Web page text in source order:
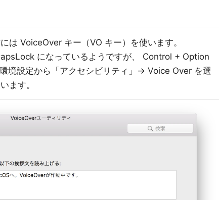
は VoiceOver キー（VO キー）を使います。
になっているようですが、 Control + Option
境設定から「アクセシビリティ」→ Voice Over を選
ます。